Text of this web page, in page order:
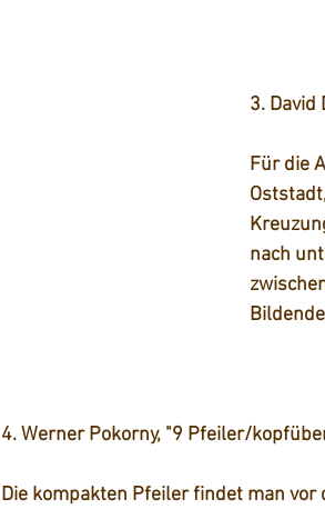
3.
Für die
nach
4. Werner Pokorny, "9 Pfeiler/
Die kompakten Pfeiler findet man vor